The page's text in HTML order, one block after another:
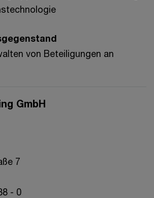
von Beteiligungen an
GmbH
7
- 0